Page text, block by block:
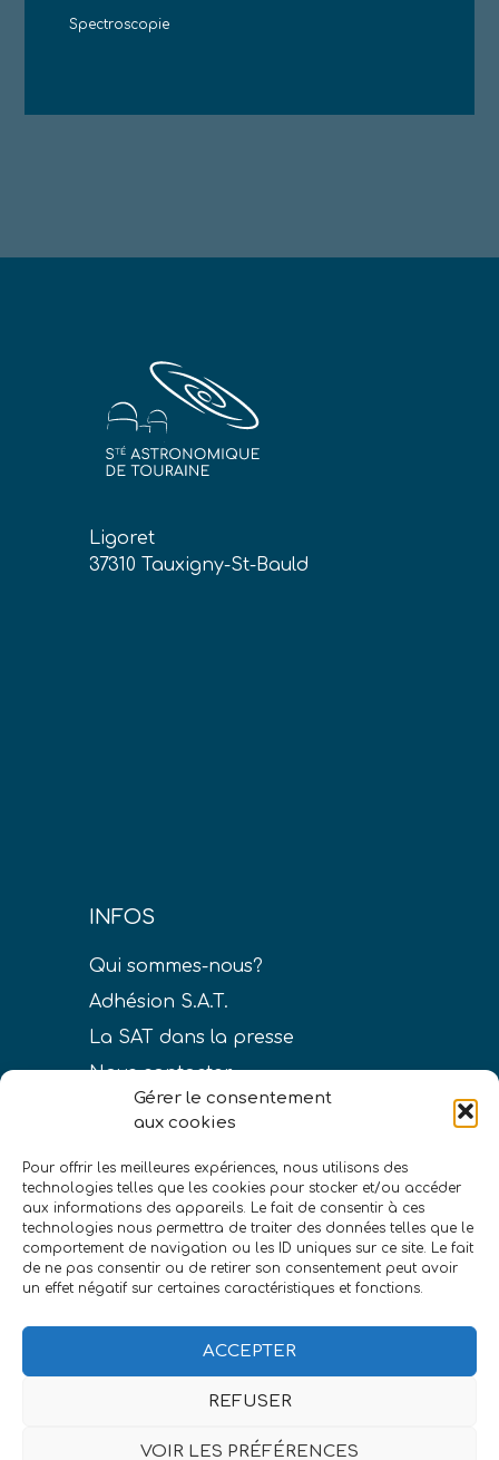
Gérer le consentement
aux cookies
Pour offrir les meilleures expériences, nous utilisons des
technologies telles que les cookies pour stocker et/ou accéder
aux informations des appareils. Le fait de consentir à ces
technologies nous permettra de traiter des données telles que le
comportement de navigation ou les ID uniques sur ce site. Le fait
de ne pas consentir ou de retirer son consentement peut avoir
un effet négatif sur certaines caractéristiques et fonctions.
ACCEPTER
REFUSER
VOIR LES PRÉFÉRENCES
Spectroscopie
Ligoret
37310 Tauxigny-St-Bauld
INFOS
Qui sommes-nous?
Adhésion S.A.T.
La SAT dans la presse
Nous contacter
LIENS
Conditions générales de vente
Politique de confidentialité